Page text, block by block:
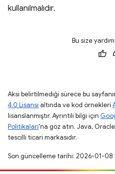
kullanılmalıdır.
Bu size
Aksi belirtilmediği sürece bu
4.0 Lisansı altında ve kod örnekleri
lisanslanmıştır. Ayrıntılı bilgi için
Politikaları'na göz atın. Java,
tescilli ticari markasıdır.
Son güncelleme tarihi: 2026-01-08